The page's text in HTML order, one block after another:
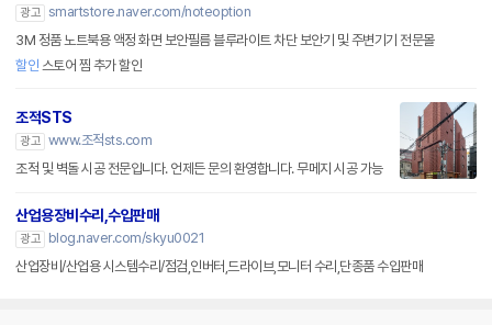
광고 smartstore.naver.com/noteoption
3M 정품 노트북용 액정 화면 보안필름 블루라이트 차단 보안기 및 주변기기 전문몰
할인 스토어 찜 추가 할인
조적STS
광고 www.조적sts.com
조적 및 벽돌 시공 전문입니다. 언제든 문의 환영합니다. 무메지 시공 가능
산업용장비수리,수입판매
광고
blog.naver.com/skyu0021
산업장비/산업용 시스템수리/점검,인버터,드라이브,모니터 수리,단종품 수입판매